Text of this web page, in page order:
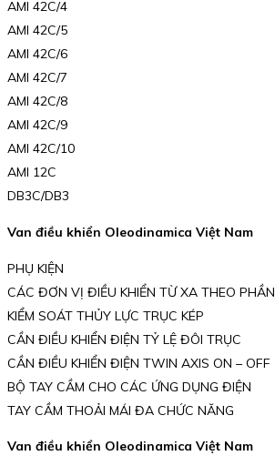
AMI 42C/4
AMI 42C/5
AMI 42C/6
AMI 42C/7
AMI 42C/8
AMI 42C/9
AMI 42C/10
AMI 12C
DB3C/DB3
Van điều khiển Oleodinamica Việt Nam
PHỤ KIỆN
CÁC ĐƠN VỊ ĐIỀU KHIỂN TỪ XA THEO PHẦN
KIỂM SOÁT THỦY LỰC TRỤC KÉP
CẦN ĐIỀU KHIỂN ĐIỆN TỶ LỆ ĐÔI TRỤC
CẦN ĐIỀU KHIỂN ĐIỆN TWIN AXIS ON – OFF
BỘ TAY CẦM CHO CÁC ỨNG DỤNG ĐIỆN
TAY CẦM THOẢI MÁI ĐA CHỨC NĂNG
Van điều khiển Oleodinamica Việt Nam